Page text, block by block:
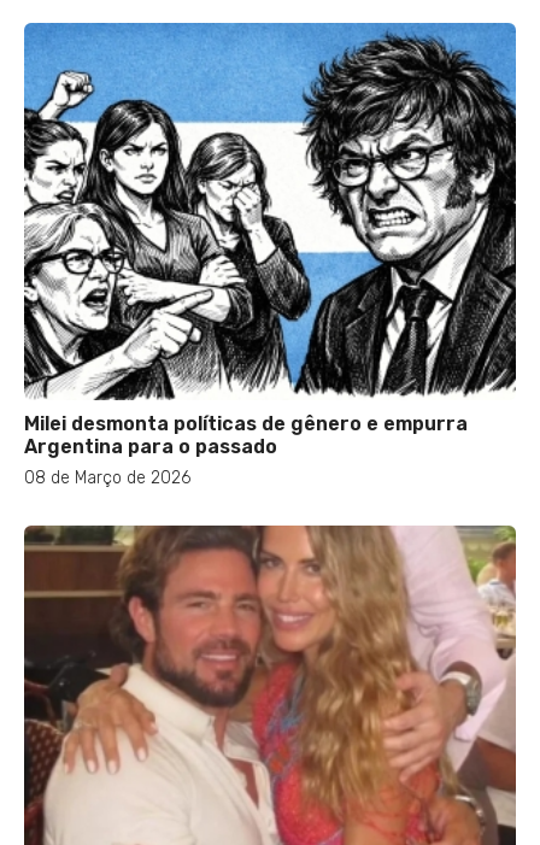
Milei desmonta políticas de gênero e empurra
Argentina para o passado
08 de Março de 2026